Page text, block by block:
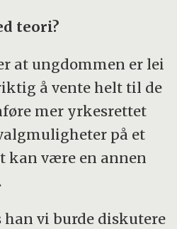
teori?
at ungdommen er lei
å vente helt til de
mer yrkesrettet
på et
kan være en annen
han vi burde diskutere